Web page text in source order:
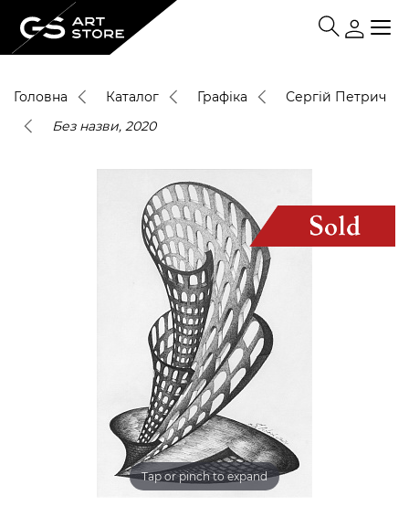
Головна Каталог Графіка
Сергій Петрич
Без назви, 2020
Tap or pinch to expand